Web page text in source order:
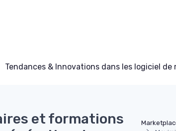
Tendances & Innovations dans les logiciel de
et formations